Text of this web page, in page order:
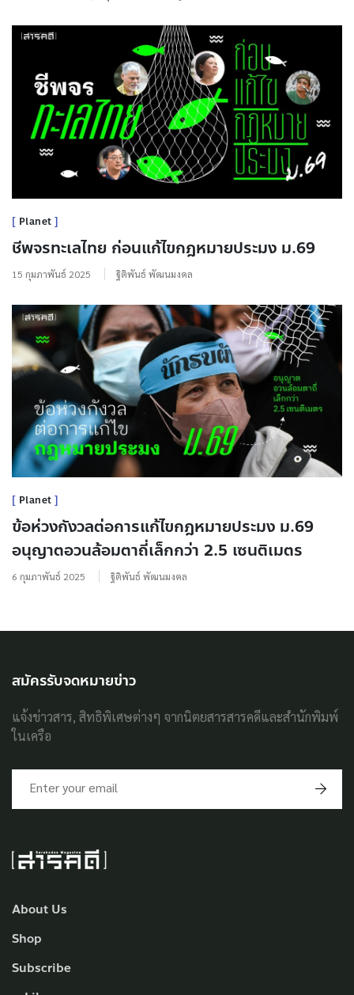
Planet
ชีพจรทะเลไทย ก่อนแก้ไขกฎหมายประมง ม.69
15 กุมภาพันธ์ 2025 ฐิติพันธ์ พัฒนมงคล
Planet
ข้อห่วงกังวลต่อการแก้ไขกฎหมายประมง ม.69
อนุญาตอวนล้อมตาถี่เล็กกว่า 2.5 เซนติเมตร
6 กุมภาพันธ์ 2025 ฐิติพันธ์ พัฒนมงคล
About Us
Shop
Subscribe
สมัครรับจดหมายข่าว
แจ้งข่าวสาร, สิทธิพิเศษต่างๆ จากนิตยสารสารคดีและสำนักพิมพ์
ในเครือ